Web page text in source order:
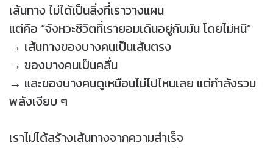
เส้นทาง ไม่ได้เป็นสิ่งที่เราวางแผน
แต่คือ “จังหวะชีวิตที่เรายอมเดินอยู่กับมัน โดยไม่หนี”
→ เส้นทางของบางคนเป็นเส้นตรง
→ ของบางคนเป็นคลื่น
→ และของบางคนดูเหมือนไม่ไปไหนเลย แต่กำลังรวม
พลังเงียบ ๆ
เราไม่ได้สร้างเส้นทางจากความสำเร็จ